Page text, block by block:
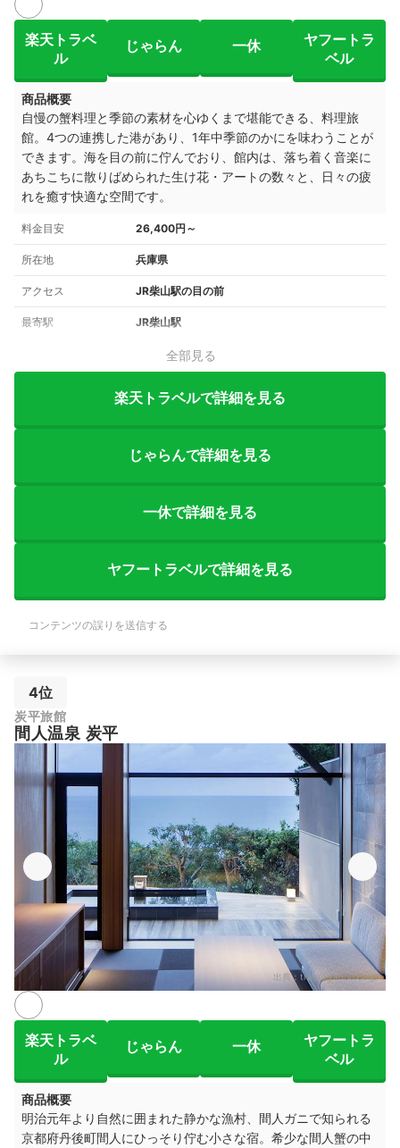
楽天トラベ
ル
じゃらん 一休
ヤフートラ
ベル
商品概要
自慢の蟹料理と季節の素材を心ゆくまで堪能できる、料理旅
館。4つの連携した港があり、1年中季節のかにを味わうことが
できます。海を目の前に佇んでおり、館内は、落ち着く音楽に
あちこちに散りばめられた生け花・アートの数々と、日々の疲
れを癒す快適な空間です。
料金目安 26,400円～
所在地 兵庫県
アクセス JR柴山駅の目の前
最寄駅 JR柴山駅
全部見る
楽天トラベルで詳細を見る
じゃらんで詳細を見る
一休で詳細を見る
ヤフートラベルで詳細を見る
コンテンツの誤りを送信する
4位
炭平旅館
間人温泉 炭平
出典： travel.yahoo.co.jp
楽天トラベ
ル
じゃらん 一休
ヤフートラ
ベル
商品概要
明治元年より自然に囲まれた静かな漁村、間人ガニで知られる
京都府丹後町間人にひっそり佇む小さな宿。希少な間人蟹の中